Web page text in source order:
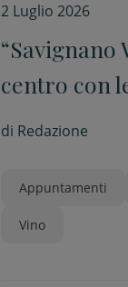
2 Luglio 2026
“Savignano
centro con
romagnole
di Redazione
Appuntamenti
Vino